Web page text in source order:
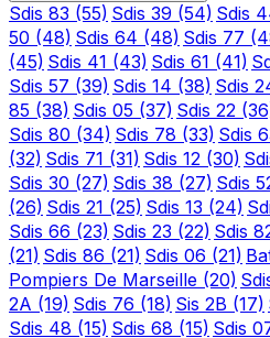
Sdis 83 (55) Sdis 39 (54) Sdis
50 (48) Sdis 64 (48) Sdis 77
(45) Sdis 41 (43) Sdis 61 (41)
Sdis 57 (39) Sdis 14 (38) Sdis
85 (38) Sdis 05 (37) Sdis 22
Sdis 80 (34) Sdis 78 (33) Sdis
(32) Sdis 71 (31) Sdis 12 (30)
Sdis 30 (27) Sdis 38 (27) Sdis
(26) Sdis 21 (25) Sdis 13 (24)
Sdis 66 (23) Sdis 23 (22) Sdis
(21) Sdis 86 (21) Sdis 06 (21)
Pompiers De Marseille (20)
2A (19) Sdis 76 (18) Sis 2B (17)
Sdis 48 (15) Sdis 68 (15) Sdis